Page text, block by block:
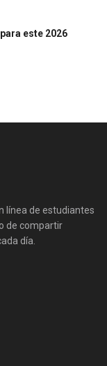
este 2026
línea de estudiantes
de compartir
día.